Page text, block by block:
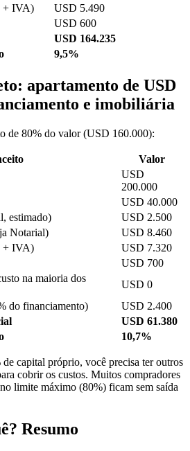
+ IVA)
USD 5.490
USD 600
USD 164.235
9,5%
apartamento de USD
e imobiliária
de 80% do valor (USD 160.000):
Valor
USD
200.000
USD 40.000
estimado)
USD 2.500
Notarial)
USD 8.460
+ IVA)
USD 7.320
USD 700
na maioria dos
USD 0
do financiamento)
USD 2.400
USD 61.380
10,7%
de capital próprio, você precisa ter outros
cobrir os custos. Muitos compradores
limite máximo (80%) ficam sem saída
Resumo